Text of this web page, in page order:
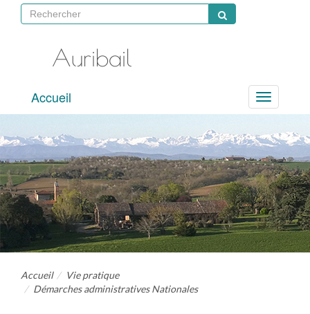
Auribail
site
officiel
Menu
Accueil
Accueil
Vie pratique
Démarches administratives Nationales